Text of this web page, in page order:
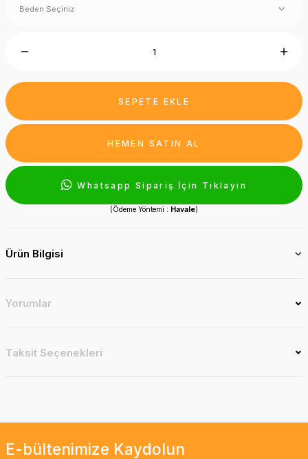
SEPETE EKLE
HEMEN SATIN AL
Whatsapp Sipariş İçin Tıklayın
(Ödeme Yöntemi : Havale)
Ürün Bilgisi
Yorumlar
Taksit Seçenekleri
E-bültenimize Kaydolun